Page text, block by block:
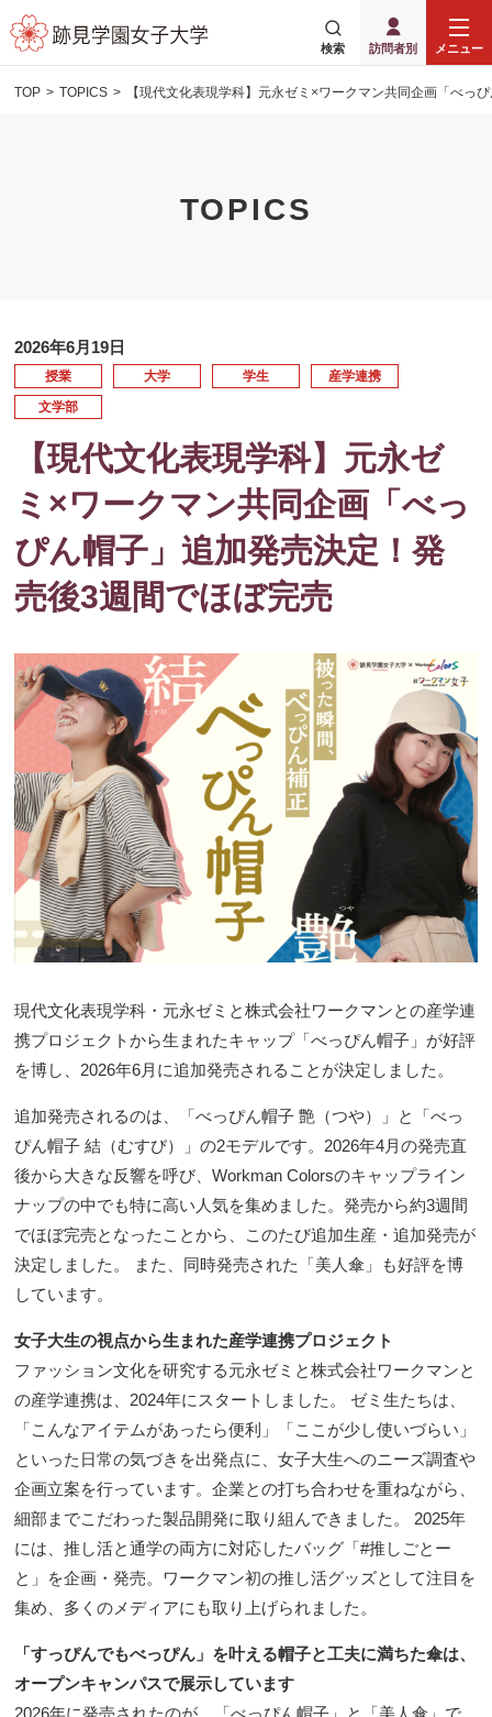
検索 訪問者別 メニュー
TOP TOPICS 【現代文化表現学科】元永ゼミ×ワークマン共同企画「べっ
TOPICS
2026年6月19日
授業 大学 学生 産学連携
文学部
【現代文化表現学科】元永ゼ
ミ×ワークマン共同企画「べっ
ぴん帽子」追加発売決定！発
売後3週間でほぼ完売
現代文化表現学科・元永ゼミと株式会社ワークマンとの産学連
携プロジェクトから生まれたキャップ「べっぴん帽子」が好評
を博し、2026年6月に追加発売されることが決定しました。
追加発売されるのは、「べっぴん帽子 艶（つや）」と「べっ
ぴん帽子 結（むすび）」の2モデルです。2026年4月の発売直
後から大きな反響を呼び、Workman Colorsのキャップライン
ナップの中でも特に高い人気を集めました。発売から約3週間
でほぼ完売となったことから、このたび追加生産・追加発売が
決定しました。 また、同時発売された「美人傘」も好評を博
しています。
女子大生の視点から生まれた産学連携プロジェクト
ファッション文化を研究する元永ゼミと株式会社ワークマンと
の産学連携は、2024年にスタートしました。 ゼミ生たちは、
「こんなアイテムがあったら便利」「ここが少し使いづらい」
といった日常の気づきを出発点に、女子大生へのニーズ調査や
企画立案を行っています。企業との打ち合わせを重ねながら、
細部までこだわった製品開発に取り組んできました。 2025年
には、推し活と通学の両方に対応したバッグ「#推しごとー
と」を企画・発売。ワークマン初の推し活グッズとして注目を
集め、多くのメディアにも取り上げられました。
「すっぴんでもべっぴん」を叶える帽子と工夫に満ちた傘は、
オープンキャンパスで展示しています
2026年に発売されたのが、「べっぴん帽子」と「美人傘」で